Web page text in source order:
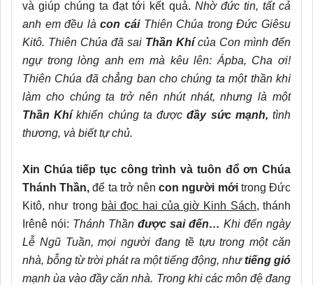
và giúp chúng ta đạt tới kết quả. Nhờ đức tin, tất cả
anh em đều làcon cáiThiên Chúa trong Đức Giêsu
Kitô. Thiên Chúa đã sai Thần Khícủa Con mình đến
ngự trong lòng anh em mà kêu lên: Ápba, Cha ơi!
Thiên Chúa đã chẳng ban cho chúng ta một thần khí
làm cho chúng ta trở nên nhút nhát, nhưng là một
Thần Khíkhiến chúng ta được đầy sức mạnh,tình
thương, và biết tự chủ.
Xin Chúa tiếp tục công trình và tuôn đổ ơn Chúa
Thánh Thần,để ta trở nêncon người mớitrong Đức
Kitô, như trong bài đọc hai của giờ Kinh Sách, thánh
Irênê nói: Thánh Thần được sai đến… Khi đến ngày
Lễ Ngũ Tuần, mọi người đang tề tựu trong một căn
nhà, bỗng từ trời phát ra một tiếng động, nhưtiếng gió
mạnh ùa vào đầy căn nhà. Trong khi các môn đệ đang